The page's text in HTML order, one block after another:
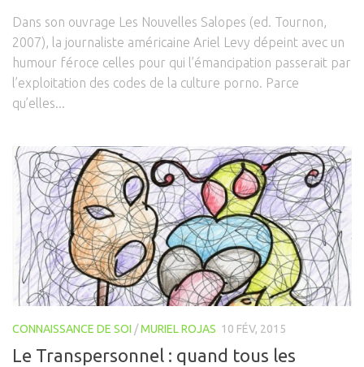
Isa Artao
Muriel Rojas
Marie Delaneau
Arnaud Mattlinger
Etienne Hayem
GTAO Community
GRETT
Thematiques
Culture & Société
Ecologie corporelle
Arts Martiaux
Santé & Bien-être
Dans son ouvrage Les Nouvelles Salopes (ed. Tournon,
2007), la journaliste américaine Ariel Levy dépeint avec un
humour féroce celles pour qui l’émancipation passerait par
l’exploitation des codes de la culture porno. Parce
qu’elles...
CONNAISSANCE DE SOI /MURIEL ROJAS 10 FÉV, 2015
Le Transpersonnel : quand tous les